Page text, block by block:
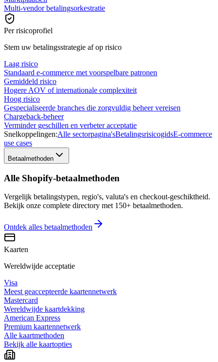
Multi-vendor betalingsorkestratie
Per risicoprofiel
Stem uw betalingsstrategie af op risico
Laag risico
Standaard e-commerce met voorspelbare patronen
Gemiddeld risico
Hogere AOV of internationale complexiteit
Hoog risico
Gespecialiseerde branches die zorgvuldig beheer vereisen
Chargeback-beheer
Verminder geschillen en verbeter acceptatie
Snelkoppelingen:Alle sectorpagina'sBetalingsrisicogidsE-commerce
use cases
Betaalmethoden
Alle Shopify-betaalmethoden
Vergelijk betalingstypen, regio's, valuta's en checkout-geschiktheid.
Bekijk onze complete directory met 150+ betaalmethoden.
Ontdek alles betaalmethoden
Kaarten
Wereldwijde acceptatie
Visa
Meest geaccepteerde kaartennetwerk
Mastercard
Wereldwijde kaartdekking
American Express
Premium kaartennetwerk
Alle kaartmethoden
Bekijk alle kaartopties